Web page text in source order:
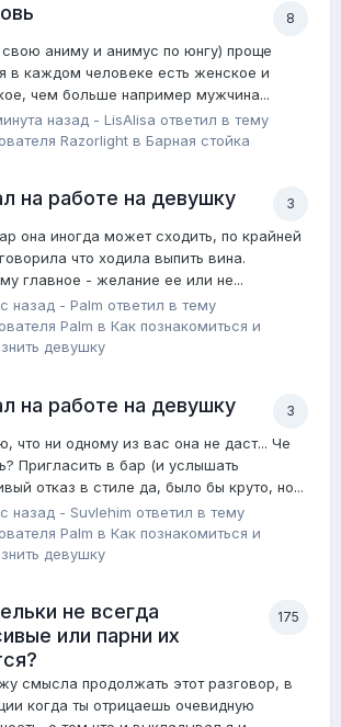
8
аниму и анимус по юнгу) проще
в каждом человеке есть женское и
чем больше например мужчина...
назад - LisAlisa ответил в тему
Razorlight в Барная стойка
3
на работе на девушку
она иногда может сходить, по крайней
что ходила выпить вина.
главное - желание ее или не...
назад - Palm ответил в тему
Palm в Как познакомиться и
девушку
3
на работе на девушку
что ни одному из вас она не даст... Че
Пригласить в бар (и услышать
отказ в стиле да, было бы круто, но...
назад - Suvlehim ответил в тему
Palm в Как познакомиться и
девушку
175
не всегда
или парни их
смысла продолжать этот разговор, в
когда ты отрицаешь очевидную